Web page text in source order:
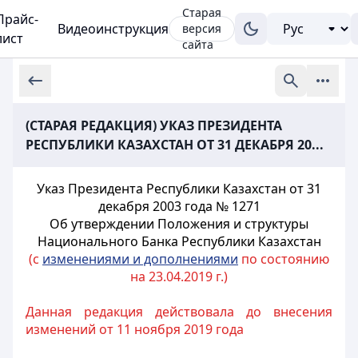
Видеоинструкция
Старая
версия
сайта
(СТАРАЯ РЕДАКЦИЯ) УКАЗ ПРЕЗИДЕНТА
РЕСПУБЛИКИ КАЗАХСТАН ОТ 31 ДЕКАБРЯ 20...
Указ Президента Республики Казахстан от 31
декабря 2003 года № 1271
Об утверждении Положения и структуры
Национального Банка Республики Казахстан
(с изменениями и дополнениями по состоянию
на 23.04.2019 г.)
Данная редакция действовала до внесения
изменений от 11 ноября 2019 года